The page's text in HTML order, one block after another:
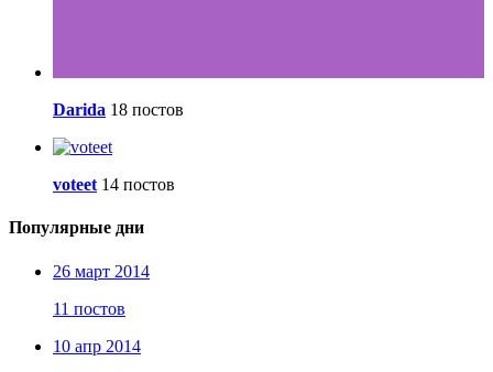
Darida 18 постов
voteet 14 постов
Популярные дни
26 март 2014
11 постов
10 апр 2014